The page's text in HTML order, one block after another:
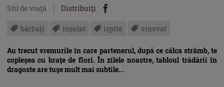
Stil de viaţă Distribuiţi
bărbaţi înşelat ispite vinovat
Au trecut vremurile în care partenerul, după ce călca strâmb, te
copleşea cu braţe de flori. În zilele noastre, tabloul trădării în
dragoste are tuşe mult mai subtile...